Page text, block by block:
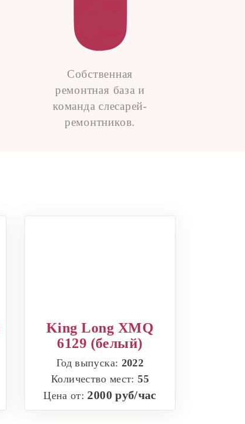
Собственная
ремонтная база и
команда слесарей-
ремонтников.
King Long XMQ
6129 (белый)
Год выпуска: 2022
Количество мест:55
Цена от:2000 руб/час